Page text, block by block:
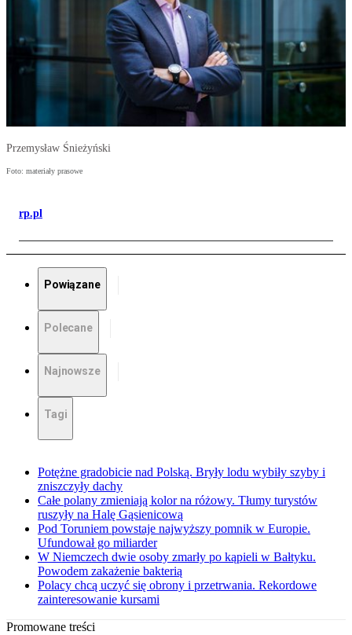
Przemysław Śnieżyński
Foto: materiały prasowe
rp.pl
Powiązane
Polecane
Najnowsze
Tagi
Potężne gradobicie nad Polską. Bryły lodu wybiły szyby i
zniszczyły dachy
Całe polany zmieniają kolor na różowy. Tłumy turystów
ruszyły na Halę Gąsienicową
Pod Toruniem powstaje najwyższy pomnik w Europie.
Ufundował go miliarder
W Niemczech dwie osoby zmarły po kąpieli w Bałtyku.
Powodem zakażenie bakterią
Polacy chcą uczyć się obrony i przetrwania. Rekordowe
zainteresowanie kursami
Promowane treści